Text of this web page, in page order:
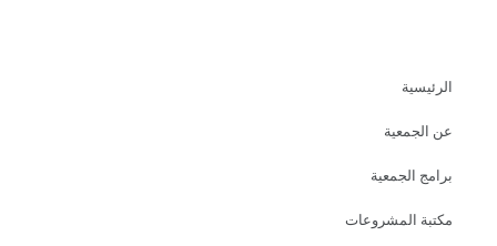
الرئيسية
عن الجمعية
برامج الجمعية
مكتبة المشروعات